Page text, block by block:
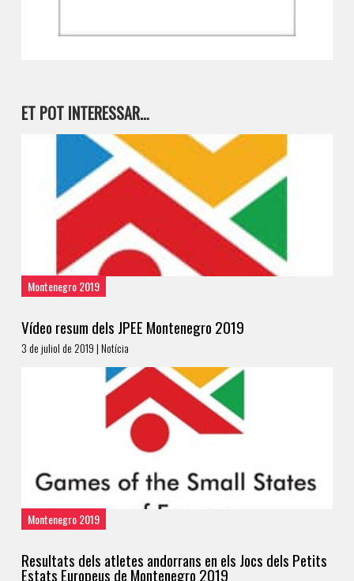
ET POT INTERESSAR…
Montenegro 2019
Vídeo resum dels JPEE Montenegro 2019
3 de juliol de 2019 | Notícia
Montenegro 2019
Resultats dels atletes andorrans en els Jocs dels Petits
Estats Europeus de Montenegro 2019